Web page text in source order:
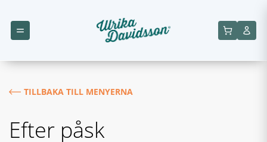
TILLBAKA TILL MENYERNA
Efter påsk